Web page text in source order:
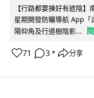
【行路都要揀好有遮陰
星期開發防曬導航 App「
陽仰角及行道樹陰影...
71 3 ↗ 分享